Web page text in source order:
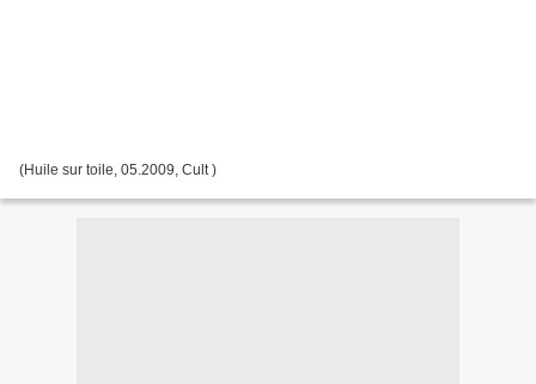
(Huile sur toile, 05.2009, Cult )